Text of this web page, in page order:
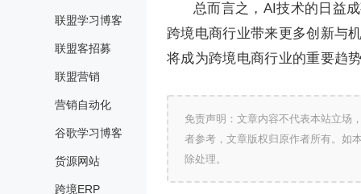
联盟学习博客
联盟客招募
联盟营销
营销自动化
谷歌学习博客
货源网站
跨境ERP
总而言之，AI技术的日益
跨境电商行业带来更多创新与
将成为跨境电商行业的重要趋
免责声明：文章内容不代表本站立场
者参考，文章版权归原作者所有。如
除处理。